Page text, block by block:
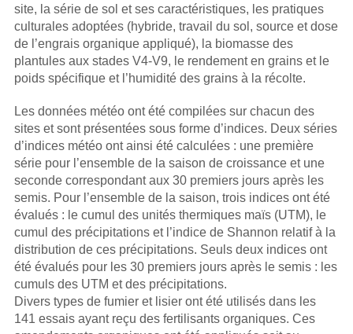
site, la série de sol et ses caractéristiques, les pratiques
culturales adoptées (hybride, travail du sol, source et dose
de l’engrais organique appliqué), la biomasse des
plantules aux stades V4-V9, le rendement en grains et le
poids spécifique et l’humidité des grains à la récolte.
Les données météo ont été compilées sur chacun des
sites et sont présentées sous forme d’indices. Deux séries
d’indices météo ont ainsi été calculées : une première
série pour l’ensemble de la saison de croissance et une
seconde correspondant aux 30 premiers jours après les
semis. Pour l’ensemble de la saison, trois indices ont été
évalués : le cumul des unités thermiques maïs (UTM), le
cumul des précipitations et l’indice de Shannon relatif à la
distribution de ces précipitations. Seuls deux indices ont
été évalués pour les 30 premiers jours après le semis : les
cumuls des UTM et des précipitations.
Divers types de fumier et lisier ont été utilisés dans les
141 essais ayant reçu des fertilisants organiques. Ces